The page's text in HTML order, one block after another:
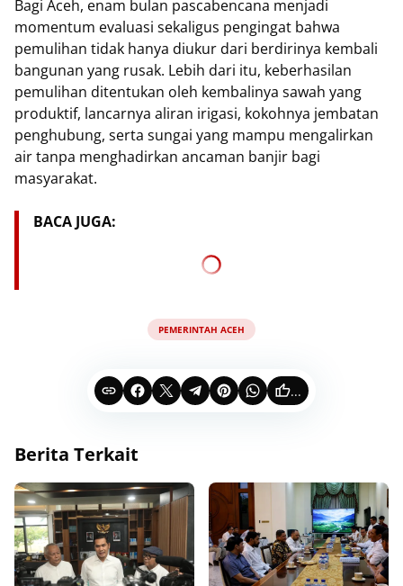
Bagi Aceh, enam bulan pascabencana menjadi
momentum evaluasi sekaligus pengingat bahwa
pemulihan tidak hanya diukur dari berdirinya kembali
bangunan yang rusak. Lebih dari itu, keberhasilan
pemulihan ditentukan oleh kembalinya sawah yang
produktif, lancarnya aliran irigasi, kokohnya jembatan
penghubung, serta sungai yang mampu mengalirkan
air tanpa menghadirkan ancaman banjir bagi
masyarakat.
BACA JUGA:
PEMERINTAH ACEH
...
Berita Terkait